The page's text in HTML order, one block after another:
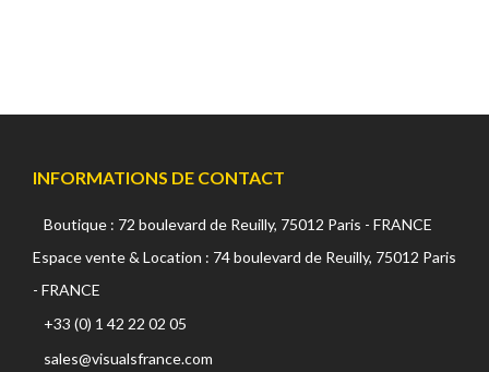
INFORMATIONS DE CONTACT
Boutique : 72 boulevard de Reuilly, 75012 Paris - FRANCE
Espace vente & Location : 74 boulevard de Reuilly, 75012 Paris
- FRANCE
+33 (0) 1 42 22 02 05
sales@visualsfrance.com